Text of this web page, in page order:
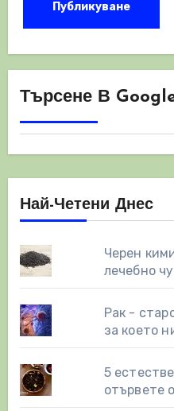
Търсене В
Най-Четени Днес
Черен
лечебно
Рак -
за което
5
отървете